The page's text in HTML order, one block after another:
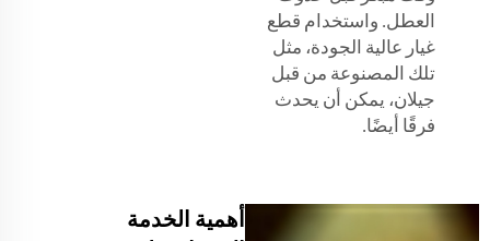
العطل. واستخدام قطع
غيار عالية الجودة، مثل
تلك المصنوعة من قبل
جيلان، يمكن أن يحدث
فرقًا أيضًا.
أهمية الخدمة